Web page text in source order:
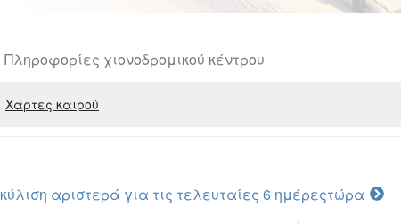
Πληροφορίες χιονοδρομικού κέντρου
Χάρτες καιρού
κύλιση αριστερά για τις τελευταίες 6 ημέρεςτώρα